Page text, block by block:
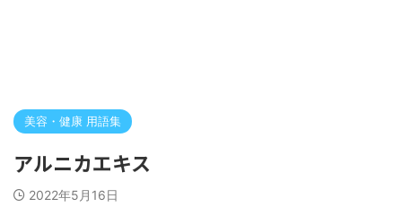
美容・健康 用語集
アルニカエキス
2022年5月16日